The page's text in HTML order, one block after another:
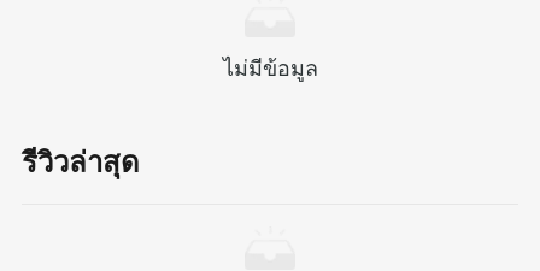
เหงาด้วยอารมณ์เหยียดหยามเล็กน้อยและสาบานว่าจะ
ใช้กลอุบายเพื่อทำลายความสุขนี้ที่เขาไม่เข้าใจการ
ไม่มีข้อมูล
รีวิวล่าสุด